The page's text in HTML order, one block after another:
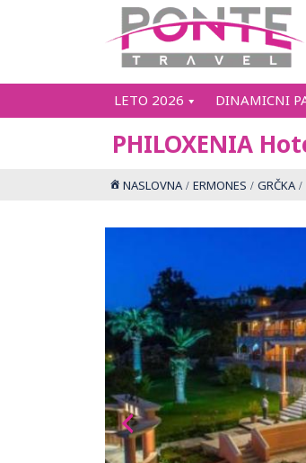
LETO 2026 DINAMICNI
PHILOXENIA
NASLOVNA ERMONES GRČKA